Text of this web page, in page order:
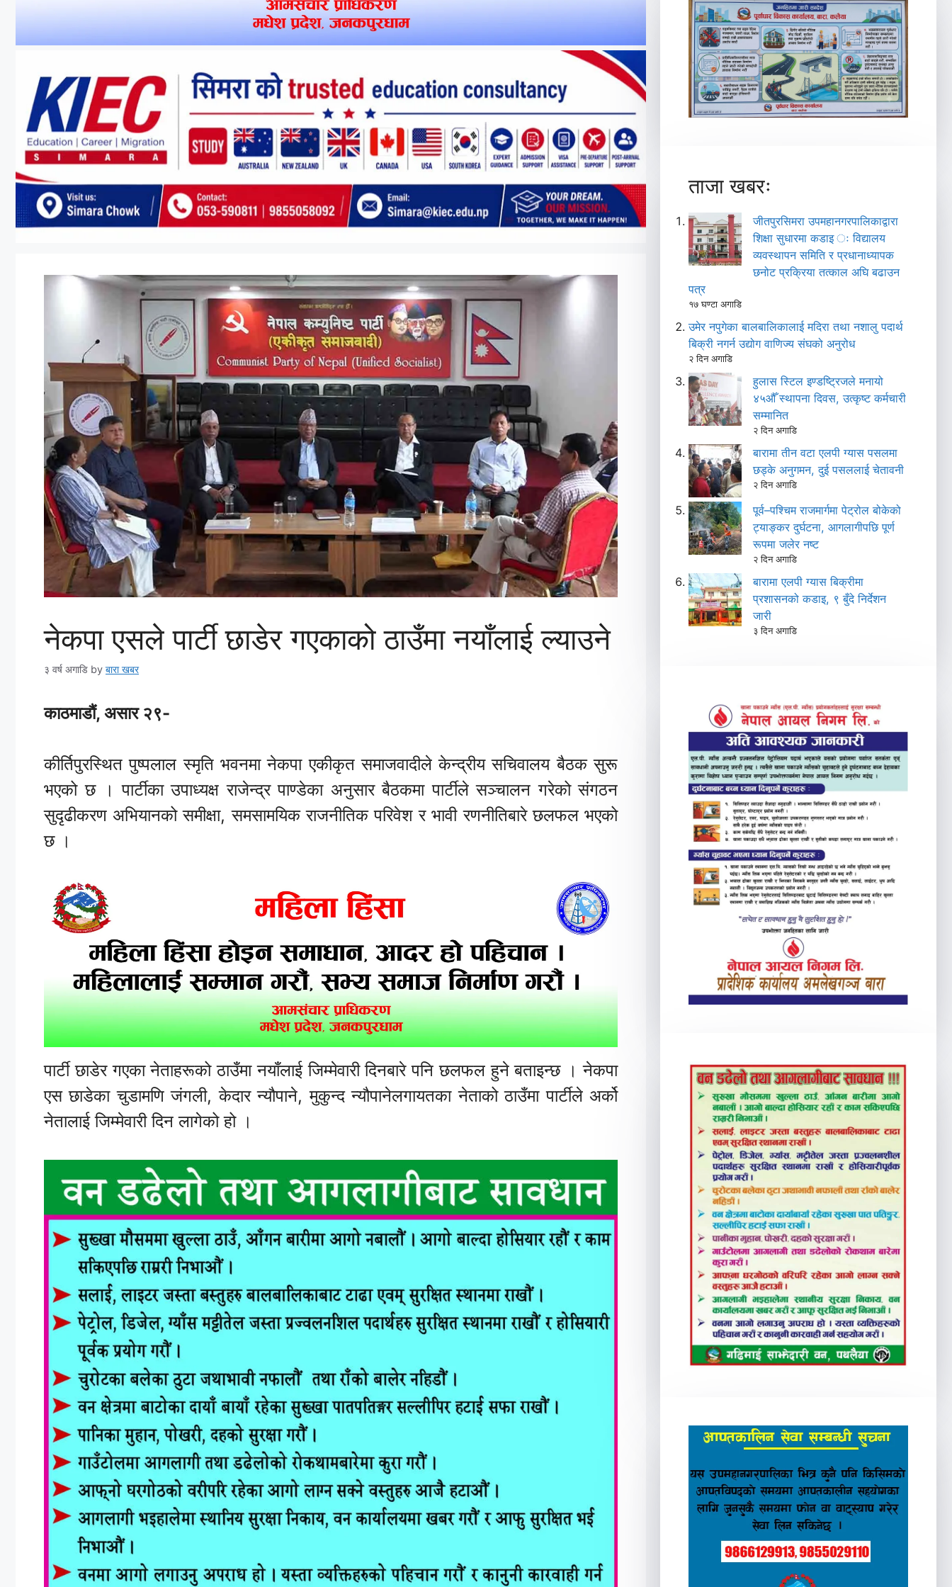
नेकपा एसले पार्टी छाडेर गएकाको ठाउँमा नयाँलाई ल्याउने
३ वर्ष अगाडि by बारा खबर
काठमाडौं, असार २९-
कीर्तिपुरस्थित पुष्पलाल स्मृति भवनमा नेकपा एकीकृत समाजवादीले केन्द्रीय सचिवालय बैठक सुरू
भएको छ । पार्टीका उपाध्यक्ष राजेन्द्र पाण्डेका अनुसार बैठकमा पार्टीले सञ्चालन गरेको संगठन
सुदृढीकरण अभियानको समीक्षा, समसामयिक राजनीतिक परिवेश र भावी रणनीतिबारे छलफल भएको
छ ।
पार्टी छाडेर गएका नेताहरूको ठाउँमा नयाँलाई जिम्मेवारी दिनबारे पनि छलफल हुने बताइन्छ । नेकपा
एस छाडेका चुडामणि जंगली, केदार न्यौपाने, मुकुन्द न्यौपानेलगायतका नेताको ठाउँमा पार्टीले अर्को
नेतालाई जिम्मेवारी दिन लागेको हो ।
ताजा खबरः
जीतपुरसिमरा उपमहानगरपालिकाद्वारा
शिक्षा सुधारमा कडाइ ः विद्यालय
व्यवस्थापन समिति र प्रधानाध्यापक
छनोट प्रक्रिया तत्काल अघि बढाउन
पत्र
१७ घण्टा अगाडि
उमेर नपुगेका बालबालिकालाई मदिरा तथा नशालु पदार्थ
बिक्री नगर्न उद्योग वाणिज्य संघको अनुरोध
२ दिन अगाडि
हुलास स्टिल इण्डष्ट्रिजले मनायो
४५औँ स्थापना दिवस, उत्कृष्ट कर्मचारी
सम्मानित
२ दिन अगाडि
बारामा तीन वटा एलपी ग्यास पसलमा
छड्के अनुगमन, दुई पसललाई चेतावनी
२ दिन अगाडि
पूर्व–पश्चिम राजमार्गमा पेट्रोल बोकेको
ट्याङ्कर दुर्घटना, आगलागीपछि पूर्ण
रूपमा जलेर नष्ट
२ दिन अगाडि
बारामा एलपी ग्यास बिक्रीमा
प्रशासनको कडाइ, ९ बुँदे निर्देशन
जारी
३ दिन अगाडि